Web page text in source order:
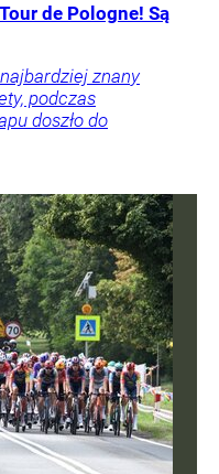
de Pologne! Są
znany
podczas
doszło do